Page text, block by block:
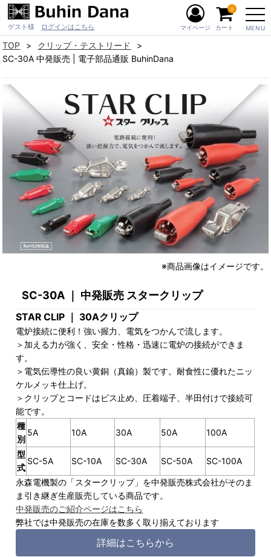
ゲスト様 ログインはこちら MENU
マイページ カート
0
TOP
クリップ・テストリード
SC-30A 中発販売 | 電子部品通販 BuhinDana
※商品画像はイメージです。
SC-30A ｜ 中発販売 スタークリップ
STAR CLIP ｜ 30Aクリップ
電炉接続に便利！強い握力、電気をつかんで流します。
＞加える力が強く、安全・性格・迅速に電炉の接続ができま
す。
＞電気伝導性の良い黄銅（真鍮）製です。耐食性に優れたニッ
ケルメッキ仕上げ。
＞クリップとコードはビス止め、圧着端子、半田付けで接続可
能です。
種
別
5A 10A 30A 50A 100A
型
式
SC-5A SC-10A SC-30A SC-50A SC-100A
永森電機製の「スタークリップ」を中発販売株式会社がそのま
ま引き継ぎ生産販売している商品です。
中発販売のご紹介ページはこちら
弊社では中発販売の在庫を数多く取り揃えております
詳細はこちらから